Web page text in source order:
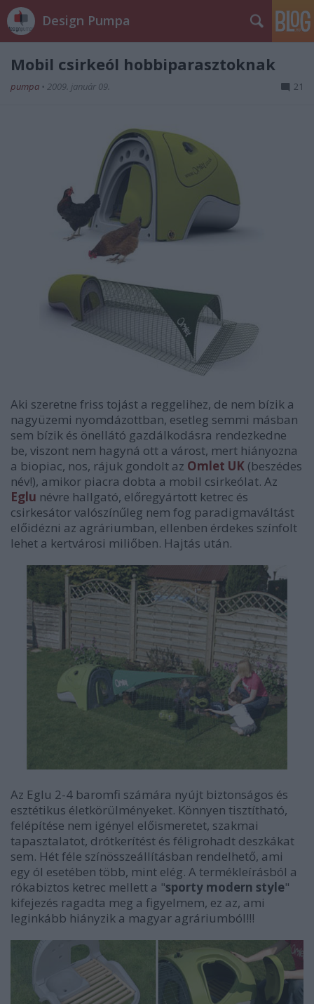
Design Pumpa
Mobil csirkeól hobbiparasztoknak
pumpa • 2009. január 09. 21
Aki szeretne friss tojást a reggelihez, de nem bízik a
nagyüzemi nyomdázottban, esetleg semmi másban
sem bízik és önellátó gazdálkodásra rendezkedne
be, viszont nem hagyná ott a várost, mert hiányozna
a biopiac, nos, rájuk gondolt az Omlet UK (beszédes
név!), amikor piacra dobta a mobil csirkeólat. Az
Eglu névre hallgató, előregyártott ketrec és
csirkesátor valószínűleg nem fog paradigmaváltást
előidézni az agráriumban, ellenben érdekes színfolt
lehet a kertvárosi miliőben. Hajtás után.
Az Eglu 2-4 baromfi számára nyújt biztonságos és
esztétikus életkörülményeket. Könnyen tisztítható,
felépítése nem igényel előismeretet, szakmai
tapasztalatot, drótkerítést és féligrohadt deszkákat
sem. Hét féle színösszeállításban rendelhető, ami
egy ól esetében több, mint elég. A termékleírásból a
rókabiztos ketrec mellett a "sporty modern style"
kifejezés ragadta meg a figyelmem, ez az, ami
leginkább hiányzik a magyar agráriumból!!!